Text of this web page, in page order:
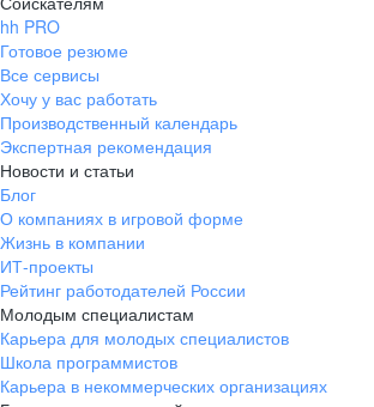
hh PRO
Готовое резюме
Все сервисы
Хочу у вас работать
Производственный календарь
Экспертная рекомендация
Новости и статьи
Блог
О компаниях в игровой форме
Жизнь в компании
ИТ-проекты
Рейтинг работодателей России
Молодым специалистам
Карьера для молодых специалистов
Школа программистов
Карьера в некоммерческих организациях